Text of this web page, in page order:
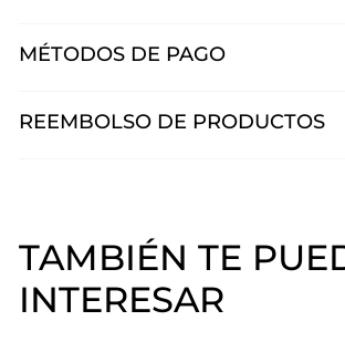
MÉTODOS DE PAGO
REEMBOLSO DE PRODUCTOS
TAMBIÉN TE
INTERESAR